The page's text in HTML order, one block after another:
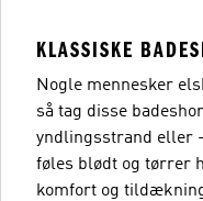
KLASSISKE
Nogle mennesker
så tag disse
yndlingsstrand eller
føles blødt og tørrer
komfort og